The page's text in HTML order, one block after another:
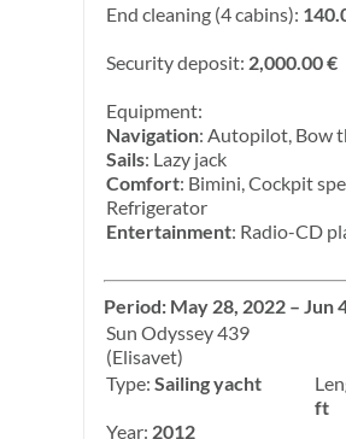
End cleaning (4 cabins):
Security deposit: 2,000.00 €
Equipment:
Navigation: Autopilot, Bow
Sails: Lazy jack
Comfort: Bimini, Cockpit
Refrigerator
Entertainment: Radio-CD
Period: May 28, 2022 – Jun
Sun Odyssey 439
(Elisavet)
Type: Sailing yacht
Year: 2012
ft